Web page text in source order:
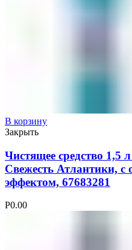
В корзину
Закрыть
Чистящее средство 1,5
Свежесть Атлантики,
эффектом, 67683281
Р0.00